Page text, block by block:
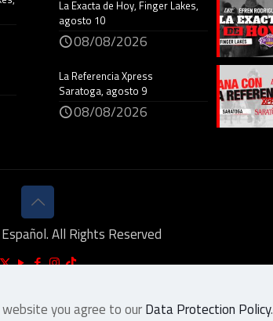
La Exacta de Hoy, Finger Lakes,
agosto 10
08/08/2026
La Referencia Xpress
Saratoga, agosto 9
08/08/2026
All Rights Reserved
you agree to ourData Protection Policy.